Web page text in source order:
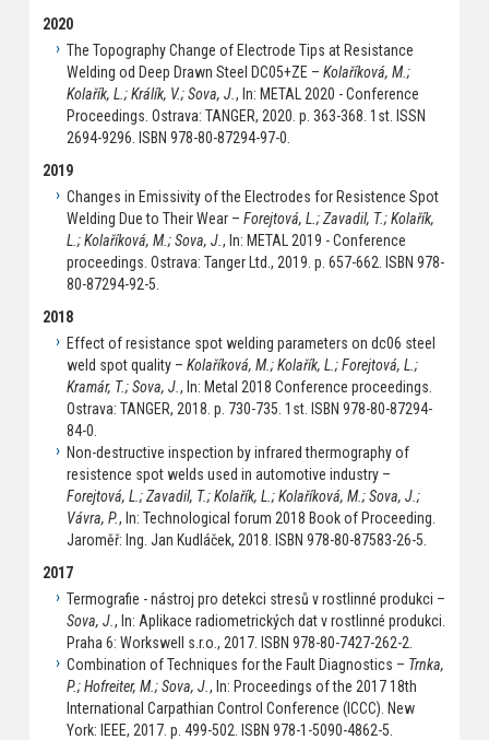
2020
The Topography Change of Electrode Tips at Resistance
Welding od Deep Drawn Steel DC05+ZE – Kolaříková, M.;
Kolařík, L.; Králík, V.; Sova, J. , In: METAL 2020 - Conference
Proceedings. Ostrava: TANGER, 2020. p. 363-368. 1st. ISSN
2694-9296. ISBN 978-80-87294-97-0.
2019
Changes in Emissivity of the Electrodes for Resistence Spot
Welding Due to Their Wear – Forejtová, L.; Zavadil, T.; Kolařík,
L.; Kolaříková, M.; Sova, J. , In: METAL 2019 - Conference
proceedings. Ostrava: Tanger Ltd., 2019. p. 657-662. ISBN 978-
80-87294-92-5.
2018
Effect of resistance spot welding parameters on dc06 steel
weld spot quality – Kolaříková, M.; Kolařík, L.; Forejtová, L.;
Kramár, T.; Sova, J. , In: Metal 2018 Conference proceedings.
Ostrava: TANGER, 2018. p. 730-735. 1st. ISBN 978-80-87294-
84-0.
Non-destructive inspection by infrared thermography of
resistence spot welds used in automotive industry –
Forejtová, L.; Zavadil, T.; Kolařík, L.; Kolaříková, M.; Sova, J.;
Vávra, P., In: Technological forum 2018 Book of Proceeding.
Jaroměř: Ing. Jan Kudláček, 2018. ISBN 978-80-87583-26-5.
2017
Termografie - nástroj pro detekci stresů v rostlinné produkci –
Sova, J. , In: Aplikace radiometrických dat v rostlinné produkci.
Praha 6: Workswell s.r.o., 2017. ISBN 978-80-7427-262-2.
Combination of Techniques for the Fault Diagnostics – Trnka,
P.; Hofreiter, M.; Sova, J. , In: Proceedings of the 2017 18th
International Carpathian Control Conference (ICCC). New
York: IEEE, 2017. p. 499-502. ISBN 978-1-5090-4862-5.